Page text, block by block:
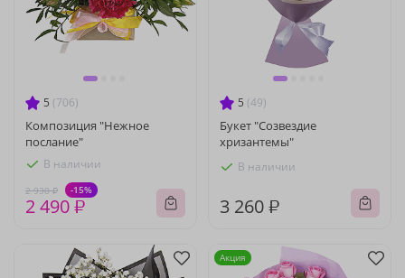
5 (706)
Композиция "Нежное
послание"
В наличии
2 930 ₽ -15%
2 490 ₽
5 (49)
Букет "Созвездие
хризантемы"
В наличии
3 260 ₽
Акция